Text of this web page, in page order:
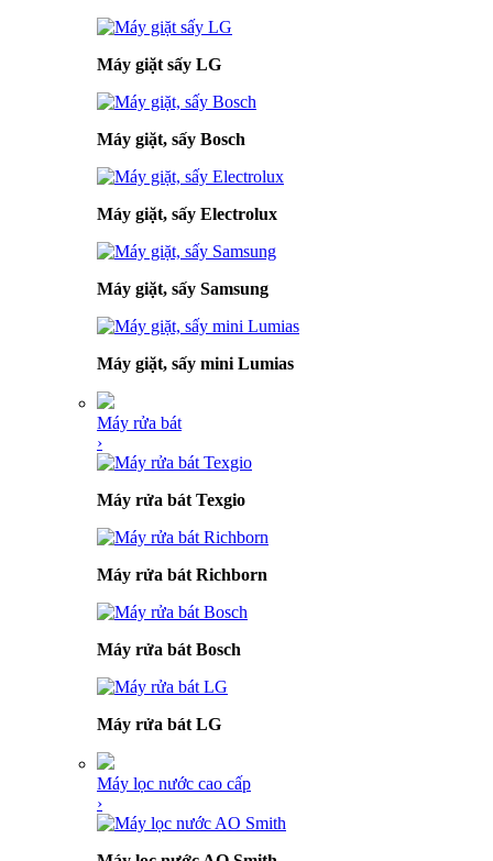
Máy giặt sấy LG
Máy giặt, sấy Bosch
Máy giặt, sấy Electrolux
Máy giặt, sấy Samsung
Máy giặt, sấy mini Lumias
Máy rửa bát
›
Máy rửa bát Texgio
Máy rửa bát Richborn
Máy rửa bát Bosch
Máy rửa bát LG
Máy lọc nước cao cấp
›